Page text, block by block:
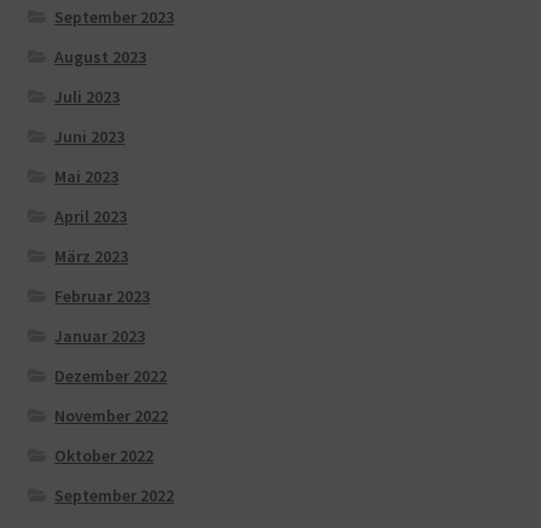
September 2023
August 2023
Juli 2023
Juni 2023
Mai 2023
April 2023
März 2023
Februar 2023
Januar 2023
Dezember 2022
November 2022
Oktober 2022
September 2022